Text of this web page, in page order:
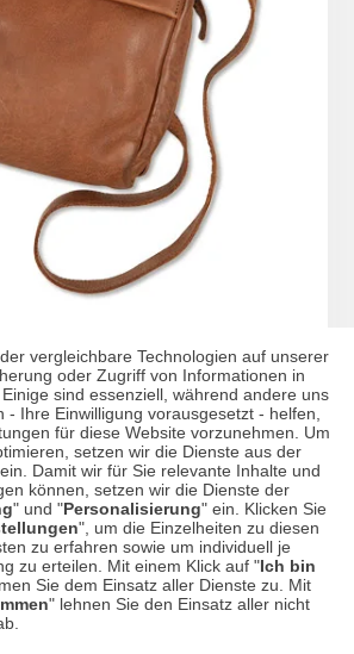
vergleichbare Technologien auf unserer
oder Zugriff von Informationen in
sind essenziell, während andere uns
- Ihre Einwilligung vorausgesetzt - helfen,
für diese Website vorzunehmen. Um
setzen wir die Dienste aus der
Damit wir für Sie relevante Inhalte und
können, setzen wir die Dienste der
" und "Personalisierung" ein. Klicken Sie
", um die Einzelheiten zu diesen
zu erfahren sowie um individuell je
zu erteilen. Mit einem Klick auf "Ich bin
Sie dem Einsatz aller Dienste zu. Mit
" lehnen Sie den Einsatz aller nicht
Umhängetasche
189,00 CHF*